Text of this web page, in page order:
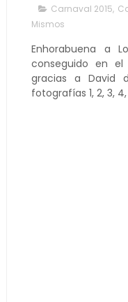
Carnaval 2015,
Mismos
Enhorabuena a
conseguido en el
gracias a David
fotografías 1, 2, 3,